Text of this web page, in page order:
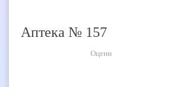
Аптека № 157
Оцени